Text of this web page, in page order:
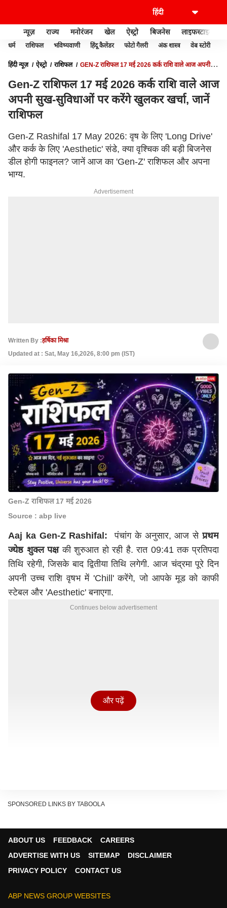
न्यूज़ राज्य मनोरंजन खेल ऐस्ट्रो बिजनेस लाइफस्टाइल
धर्म राशिफल भविष्यवाणी हिंदू कैलेंडर फोटो गैलरी अंक शास्त्र वेब स्टोरी
हिंदी न्यूज़ ऐस्ट्रो राशिफल
GEN-Z राशिफल 17 मई 2026 कर्क राशि वाले आज अपनी
Gen-Z राशिफल 17 मई 2026 कर्क राशि वाले आज
अपनी सुख-सुविधाओं पर करेंगे खुलकर खर्चा, जानें
राशिफल
Gen-Z Rashifal 17 May 2026: वृष के लिए 'Long Drive'
और कर्क के लिए 'Aesthetic' संडे, क्या वृश्चिक की बड़ी बिजनेस
डील होगी फाइनल? जानें आज का 'Gen-Z' राशिफल और अपना
भाग्य.
Advertisement
Written By :हर्षिका मिश्रा
Updated at : Sat, May 16,2026, 8:00 pm (IST)
Gen-Z राशिफल 17 मई 2026
Source : abp live
Aaj ka Gen-Z Rashifal:पंचांग के अनुसार, आज से प्रथम
ज्येष्ठ शुक्ल पक्षकी शुरुआत हो रही है. रात 09:41 तक प्रतिपदा
तिथि रहेगी, जिसके बाद द्वितीया तिथि लगेगी. आज चंद्रमा पूरे दिन
अपनी उच्च राशि वृषभ में 'Chill' करेंगे, जो आपके मूड को काफी
स्टेबल और 'Aesthetic' बनाएगा.
Continues below advertisement
क्वालिटी को 'Boost' करेगा. हालांकि, आज
और पढ़ें
SPONSORED LINKS BY TABOOLA
ABOUT US FEEDBACK
CAREERS
ADVERTISE WITH US
SITEMAP
DISCLAIMER
PRIVACY POLICY
CONTACT US
ABP NEWS GROUP WEBSITES